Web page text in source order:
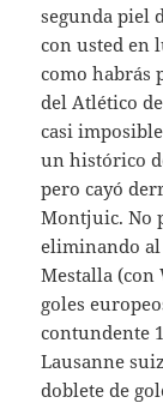
segunda piel
con usted en
como habrás
del Atlético
casi
un histórico
pero cayó
Montjuic. No
eliminando al
Mestalla (con
goles
contundente
Lausanne
doblete de